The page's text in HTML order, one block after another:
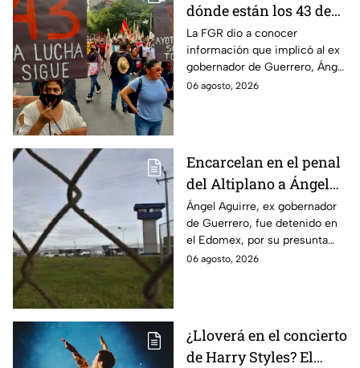
dónde están los 43 de
Ayotzinapa tras
captura de Ángel
Aguirre, ex gobernador
de Guerrero
La FGR dio a conocer
información que implicó al ex
gobernador de Guerrero, Ángel
Aguirre, quien fue detenido
06 agosto, 2026
Encarcelan en el penal
del Altiplano a Ángel
Aguirre, ex gobernador
de Guerrero por caso
Ayotzinapa
Ángel Aguirre, ex gobernador
de Guerrero, fue detenido en
el Edomex, por su presunta
participación en la
06 agosto, 2026
¿Lloverá en el concierto
de Harry Styles? El